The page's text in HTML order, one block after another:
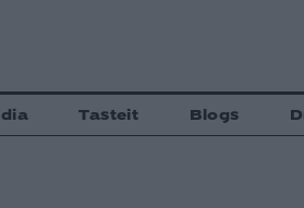
Tasteit Blogs